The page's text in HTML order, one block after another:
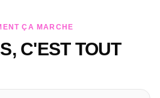
ÇA MARCHE
C'EST TOUT